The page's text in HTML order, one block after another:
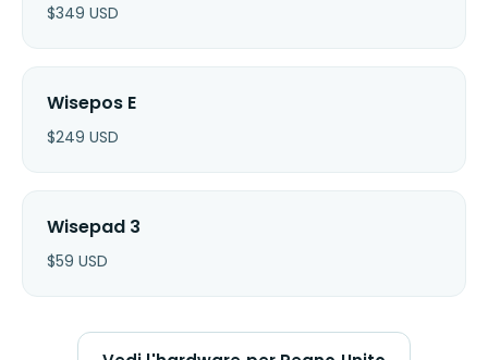
$349 USD
Wisepos E
$249 USD
Wisepad 3
$59 USD